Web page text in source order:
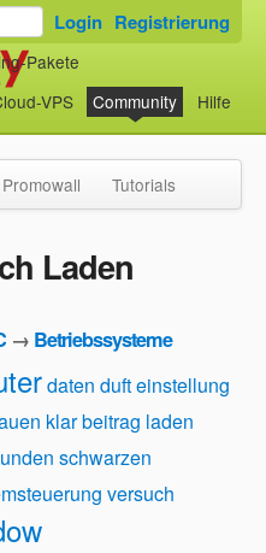
Pakete
VPS Community Hilfe
Login Registrierung
Promowall Tutorials
Laden
→ Betriebssysteme
daten dufteinstellung
klar beitrag laden
schwarzen
versuch